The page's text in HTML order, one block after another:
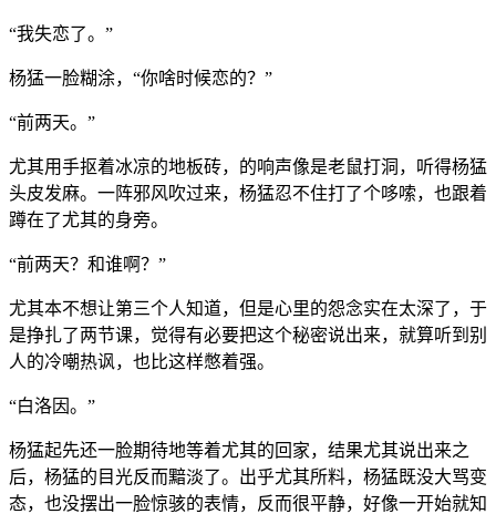
“我失恋了。”
杨猛一脸糊涂，“你啥时候恋的？”
“前两天。”
尤其用手抠着冰凉的地板砖，的响声像是老鼠打洞，听得杨猛
头皮发麻。一阵邪风吹过来，杨猛忍不住打了个哆嗦，也跟着
蹲在了尤其的身旁。
“前两天？和谁啊？”
尤其本不想让第三个人知道，但是心里的怨念实在太深了，于
是挣扎了两节课，觉得有必要把这个秘密说出来，就算听到别
人的冷嘲热讽，也比这样憋着强。
“白洛因。”
杨猛起先还一脸期待地等着尤其的回家，结果尤其说出来之
后，杨猛的目光反而黯淡了。出乎尤其所料，杨猛既没大骂变
态，也没摆出一脸惊骇的表情，反而很平静，好像一开始就知